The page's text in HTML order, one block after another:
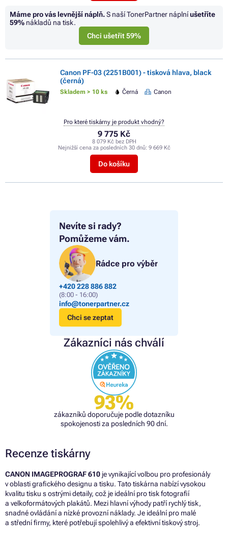
Nevíte si rady?
Pomůžeme vám.
Rádce pro výběr
+420 228 886 882
(8:00 - 16:00)
info@tonerpartner.cz
Chci se zeptat
Zákazníci nás chválí
93%
zákazníků doporučuje podle dotazníku
spokojenosti za posledních 90 dní.
Máme pro vás levnější náplň.S naší TonerPartner náplníušetříte
59% nákladů na tisk.
Chci ušetřit 59%
Canon PF-03 (2251B001) - tisková hlava, black
(černá)
Skladem > 10 ks Černá Canon
9 775 Kč
8 079 Kč bez DPH
Nejnižší cena za posledních 30 dnů: 9 669 Kč
Do košíku
Pro které tiskárny je produkt vhodný?
Recenze tiskárny
CANON IMAGEPROGRAF 610 je vynikající volbou pro profesionály
v oblasti grafického designu a tisku. Tato tiskárna nabízí vysokou
kvalitu tisku s ostrými detaily, což je ideální pro tisk fotografií
a velkoformátových plakátů. Mezi hlavní výhody patří rychlý tisk,
snadné ovládání a nízké provozní náklady. Je ideální pro malé
a střední firmy, které potřebují spolehlivý a efektivní tiskový stroj.